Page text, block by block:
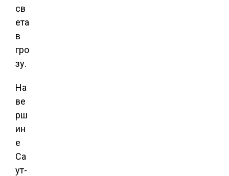
св
ета
в
гро
зу.
На
ве
рш
ин
е
Са
ут-